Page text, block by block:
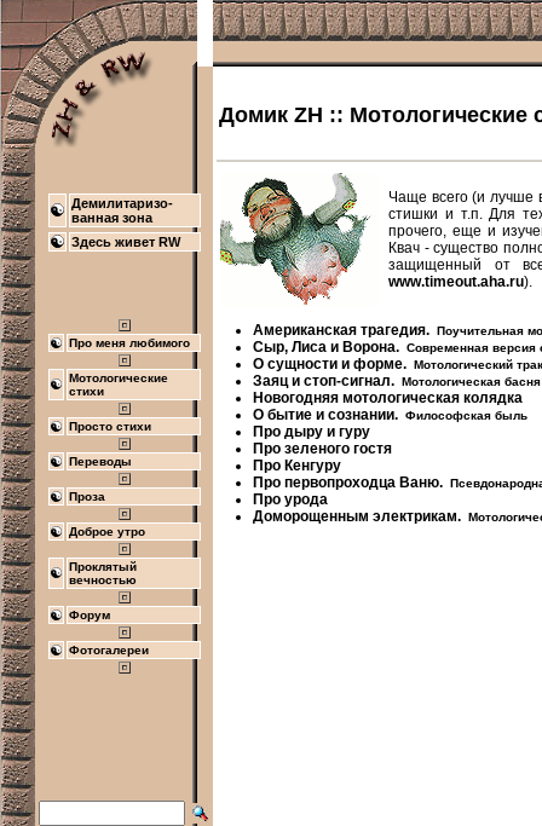
Домик ZH :: Мотологические
Демилитаризо-
ванная зона
Здесь живет RW
Про меня любимого
Мотологические
стихи
Просто стихи
Переводы
Проза
Доброе утро
Проклятый
вечностью
Форум
Фотогалереи
Чаще всего (и лучше
стишки и т.п. Для
прочего, еще и
Квач - существо
защищенный от
www.timeout.aha.ru).
Американская трагедия. Поучительная
Сыр, Лиса и Ворона. Современная версия
О сущности и форме. Мотологический
Заяц и стоп-сигнал. Мотологическая басня
Новогодняя мотологическая колядка
О бытие и сознании. Философская быль
Про дыру и гуру
Про зеленого гостя
Про Кенгуру
Про первопроходца Ваню.
Про урода
Доморощенным электрикам.